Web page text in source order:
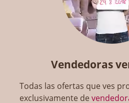
Vendedoras
Todas las ofertas que ves
exclusivamente de